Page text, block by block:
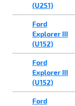
(U251)
Ford
Explorer III
(U152)
Ford
Explorer III
(U152)
Ford